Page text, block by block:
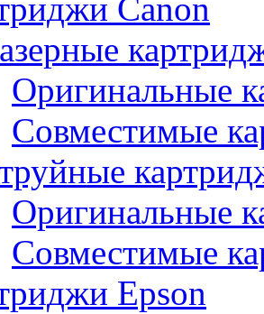
Canon
Оригинальные
Совместимые
Оригинальные
Совместимые
Epson